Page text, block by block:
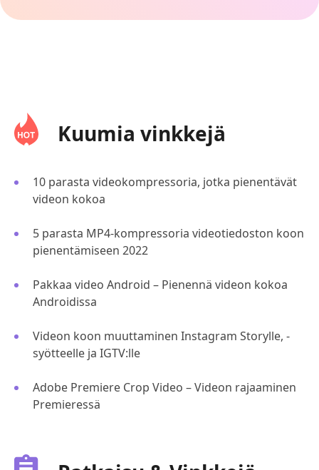
Kuumia vinkkejä
10 parasta videokompressoria, jotka pienentävät
videon kokoa
5 parasta MP4-kompressoria videotiedoston koon
pienentämiseen 2022
Pakkaa video Android – Pienennä videon kokoa
Androidissa
Videon koon muuttaminen Instagram Storylle, -
syötteelle ja IGTV:lle
Adobe Premiere Crop Video – Videon rajaaminen
Premieressä